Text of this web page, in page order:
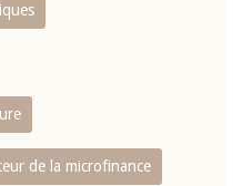
de la microfinance